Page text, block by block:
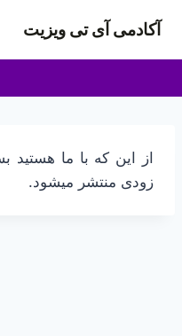
محتوا
آکادمی آی تی ویزیت
از این که با ما هستید
زودی منتشر میشود.